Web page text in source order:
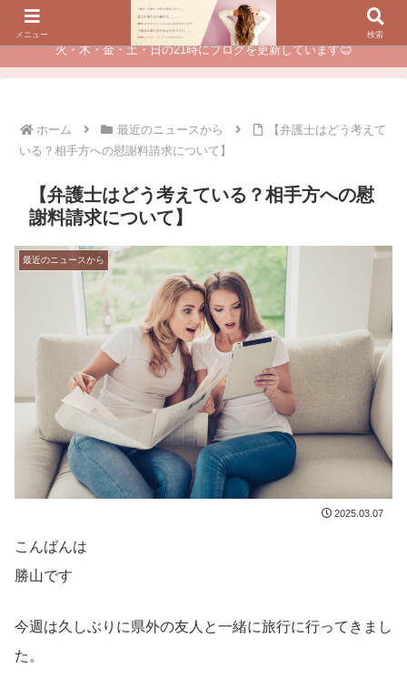
夫に不倫されたつらい経験が、あなたのチャンスに変わるカウンセリング
火・木・金・土・日の21時にブログを更新しています😊
ホーム 最近のニュースから
【弁護士はどう考えて
いる？相手方への慰謝料請求について】
【弁護士はどう考えている？相手方への慰
謝料請求について】
最近のニュースから
2025.03.07
こんばんは
勝山です
今週は久しぶりに県外の友人と一緒に旅行に行ってきまし
た。
メニュー 検索